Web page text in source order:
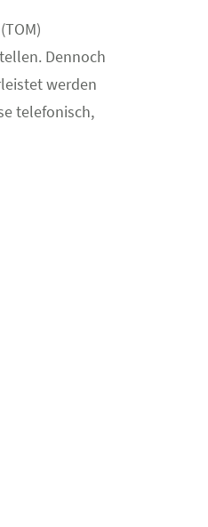
Dennoch
werden
telefonisch,